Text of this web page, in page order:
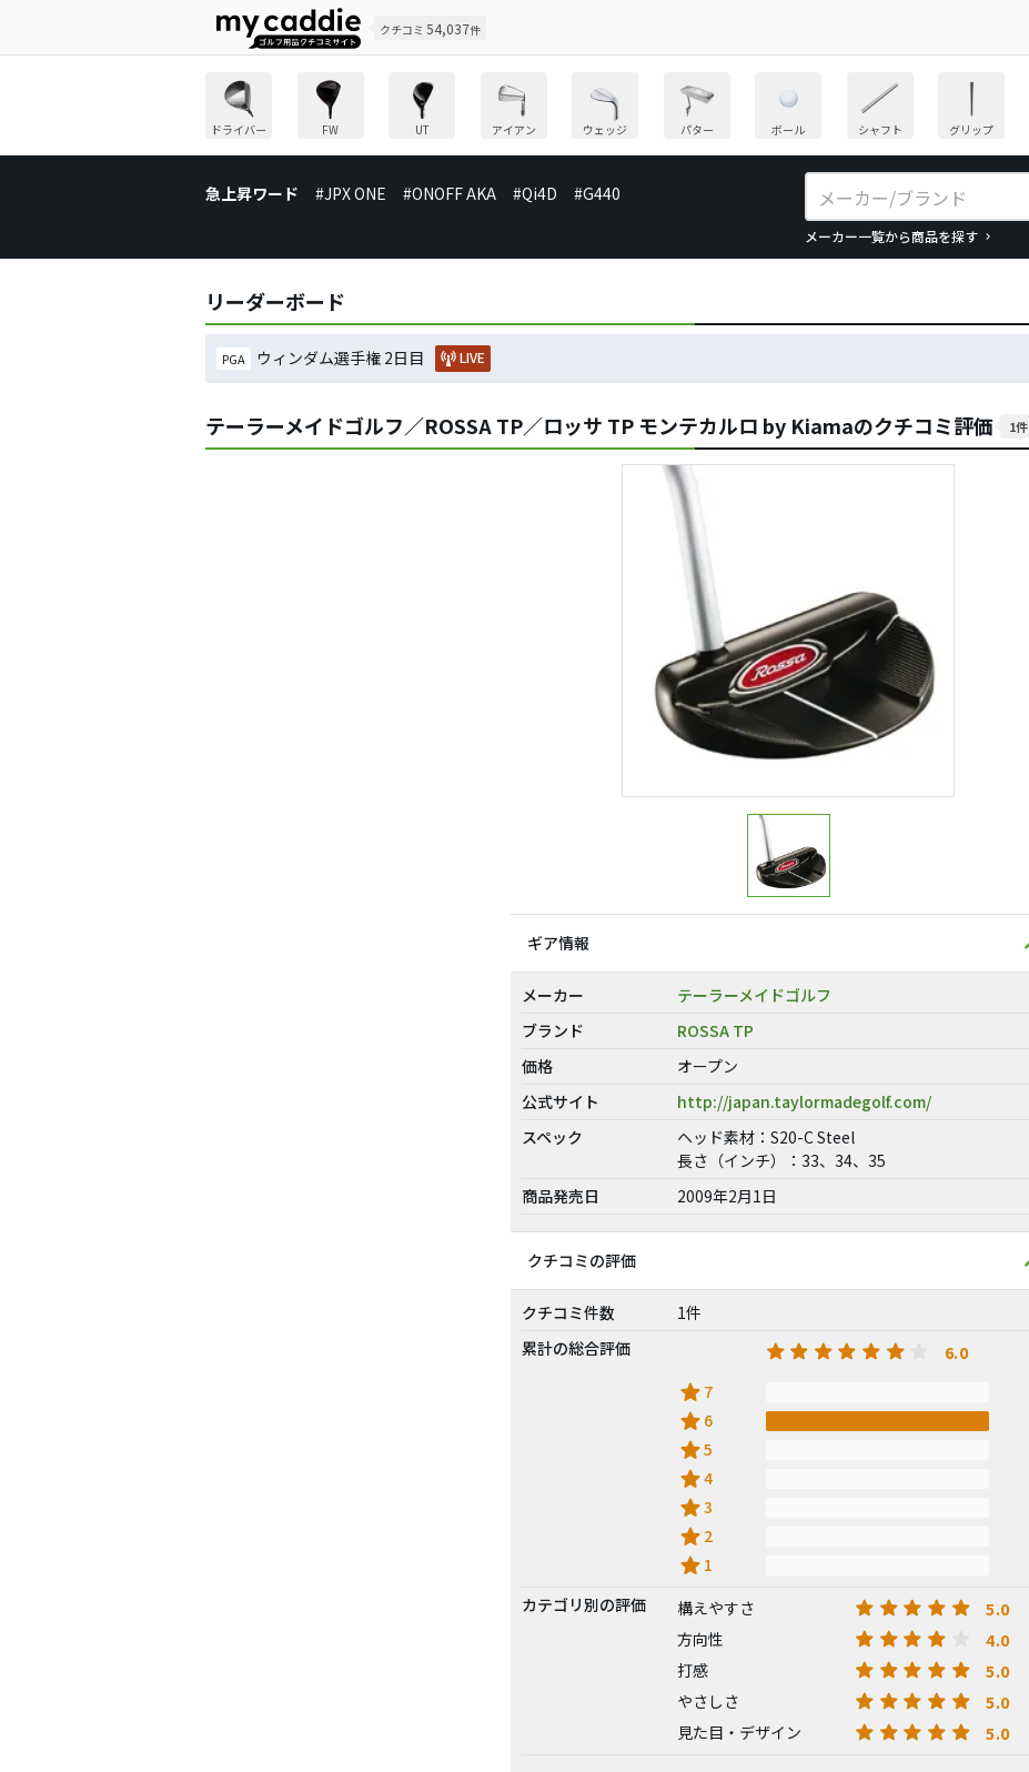
クチコミ 54,037件
ドライバー FW UT アイアン ウェッジ パター ボール シャフト グリップ
急上昇ワード #JPX ONE #ONOFF AKA #Qi4D #G440
メーカー一覧から商品を探す
リーダーボード
PGA ウィンダム選手権 2日目 LIVE
テーラーメイドゴルフ／ROSSA TP／ロッサ TP モンテカルロ by Kiamaのクチコミ評価 1件
ギア情報
メーカー
テーラーメイドゴルフ
ブランド
ROSSA TP
価格
オープン
公式サイト
http://japan.taylormadegolf.com/
スペック
ヘッド素材：S20-C Steel
長さ（インチ）：33、34、35
商品発売日
2009年2月1日
クチコミの評価
クチコミ件数
1件
累計の総合評価
6.0
star 7
star 6
star5
star4
star3
star 2
star 1
カテゴリ別の評価
構えやすさ 5.0
方向性 4.0
打感 5.0
やさしさ 5.0
見た目・デザイン 5.0